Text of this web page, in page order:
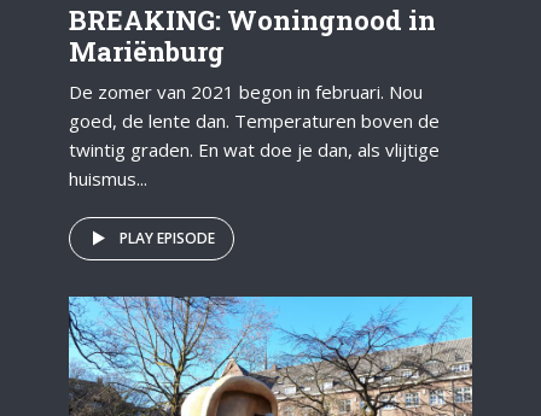
BREAKING: Woningnood in
Mariënburg
De zomer van 2021 begon in februari. Nou
goed, de lente dan. Temperaturen boven de
twintig graden. En wat doe je dan, als vlijtige
huismus...
PLAY EPISODE